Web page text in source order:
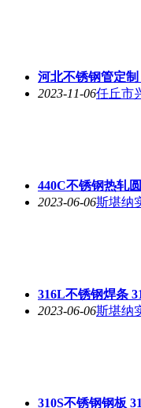
河北不锈钢管定
2023-11-06任丘市
440C不锈钢热轧
2023-06-06斯堪纳
316L不锈钢焊条
2023-06-06斯堪纳
310S不锈钢钢板